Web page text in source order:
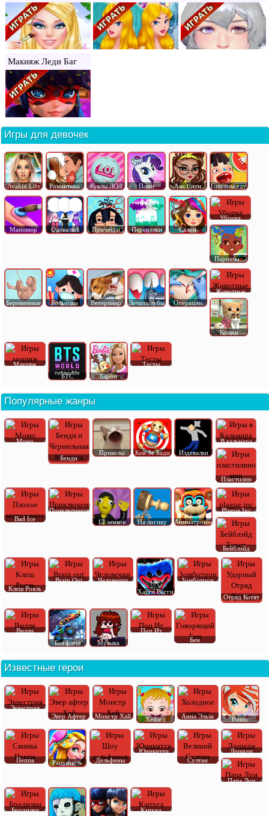
Макияж Леди Баг
Игры для девочек
Avakin Life Романтика Куклы ЛОЛ Пони Ава Сити Готовим еду
Маникюр Одевалки Прически Переделки Салон
Уборка
Парикма..
Беременные Больница Ветеринар Лечить зубы Операции
Животные
Кошки
Макияж
БТС
Барби
Тесты
Популярные жанры
Момо
Бенди
Приколы Кик Зе Бади Издевалки
В кальмара
Пластилин
Bad Ice
Приключения
12 замков
На логику Аниматроник
Plague Inc
Бейблэйд
Клеш Рояль
Brain Out
Человечки
Хагги Вагги
Зомботрон
Отряд Котят
Вилли
Без флеш
Музыка
Поп Ит
Бен
Известные герои
Эквестрия
Эвер Афтер
Монстр Хай Хейзел Анна Эльза Винкс
Пеппа Рапунцель Дельфины
Юникитти
Султан
Лошади
Папа Луи
Бродилки Капхед